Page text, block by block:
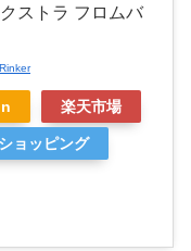
ストラ フロムバ
Rinker
楽天市場
ョッピング